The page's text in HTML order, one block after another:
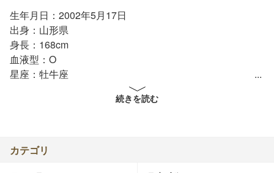
生年月日：2002年5月17日
出身：山形県
身長：168cm
血液型：O
星座：牡牛座
平均年齢13歳、東北在住の5人組アイドルユニット「pax
続きを読む
カテゴリ